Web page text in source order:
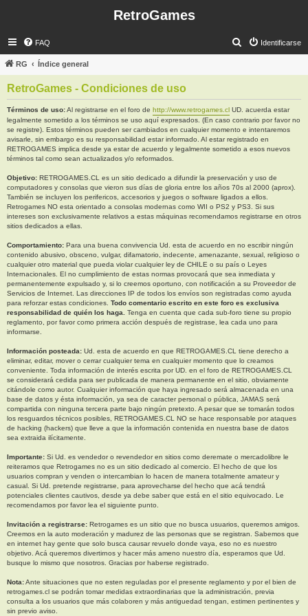
RetroGames
FAQ Identificarse
s
a
r
RG Índice general
RetroGames - Condiciones de uso
Términos de uso:Al registrarse en el foro de http://www.retrogames.cl UD. acuerda estar
legalmente sometido a los términos se uso aquí expresados. (En caso contrario por favor no
se registre). Estos términos pueden ser cambiados en cualquier momento e intentaremos
avisarle, sin embargo es su responsabilidad estar informado. Al estar registrado en
RETROGAMES implica desde ya estar de acuerdo y legalmente sometido a esos nuevos
términos tal como sean actualizados y/o reformados.
Objetivo: RETROGAMES.CL es un sitio dedicado a difundir la preservación y uso de
computadores y consolas que vieron sus días de gloria entre los años 70s al 2000 (aprox).
También se incluyen los perifericos, accesorios y juegos o software ligados a ellos.
Retrogames NO esta orientado a consolas modernas como WII o PS2 y PS3. Si sus
intereses son exclusivamente relativos a estas máquinas recomendamos registrarse en otros
sitios dedicados a ellas.
Comportamiento: Para una buena convivencia Ud. esta de acuerdo en no escribir ningún
contenido abusivo, obsceno, vulgar, difamatorio, indecente, amenazante, sexual, religioso o
cualquier otro material que pueda violar cualquier ley de CHILE o su país o Leyes
Internacionales. El no cumplimiento de estas normas provocará que sea inmediata y
permanentemente expulsado y, si lo creemos oportuno, con notificación a su Proveedor de
Servicios de Internet. Las direcciones IP de todos los envíos son registradas como ayuda
para reforzar estas condiciones. Todo comentario escrito en este foro es exclusiva
responsabilidad de quién los haga.
Tenga en cuenta que cada sub-foro tiene su propio
reglamento, por favor como primera acción después de registrase, lea cada uno para
informarse.
Información posteada: Ud. esta de acuerdo en que RETROGAMES.CL tiene derecho a
eliminar, editar, mover o cerrar cualquier tema en cualquier momento que lo creamos
conveniente. Toda información de interés escrita por UD. en el foro de RETROGAMES.CL
se considerará cedida para ser publicada de manera permanente en el sitio, obviamente
citándole como autor. Cualquier información que haya ingresado será almacenada en una
base de datos y ésta información, ya sea de caracter personal o pública, JAMAS será
compartida con ninguna tercera parte bajo ningún pretexto. A pesar que se tomarán todos
los resguardos técnicos posibles, RETROGAMES.CL NO se hace responsable por ataques
de hacking (hackers) que lleve a que la información contenida en nuestra base de datos
sea extraida ilícitamente.
Importante: Si Ud. es vendedor o revendedor en sitios como deremate o mercadolibre le
reiteramos que Retrogames no es un sitio dedicado al comercio. El hecho de que los
usuarios compran y venden o intercambian lo hacen de manera totalmente amateur y
casual. Si Ud. pretende registrarse, para aprovecharse del hecho que acá tendrá
potenciales clientes cautivos, desde ya debe saber que está en el sitio equivocado. Le
recomendamos por favor lea el siguiente punto.
Invitación a registrarse: Retrogames es un sitio que no busca usuarios, queremos amigos.
Creemos en la auto moderación y madurez de las personas que se registran. Sabemos que
en internet hay gente que solo busca causar revuelo donde vaya, eso no es nuestro
objetivo. Acá queremos divertirnos y hacer más ameno nuestro día, esperamos que Ud.
busque lo mismo que nosotros. Gracias por haberse registrado.
Nota:Ante situaciones que no esten reguladas por el presente reglamento y por el bien de
retrogames.cl se podrán tomar medidas extraordinarias que la administración, previa
consulta a los usuarios que más colaboren y más antiguedad tengan, estimen pertinentes y
sin previo aviso.